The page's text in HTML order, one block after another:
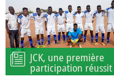
JCK, une première
participation réussit